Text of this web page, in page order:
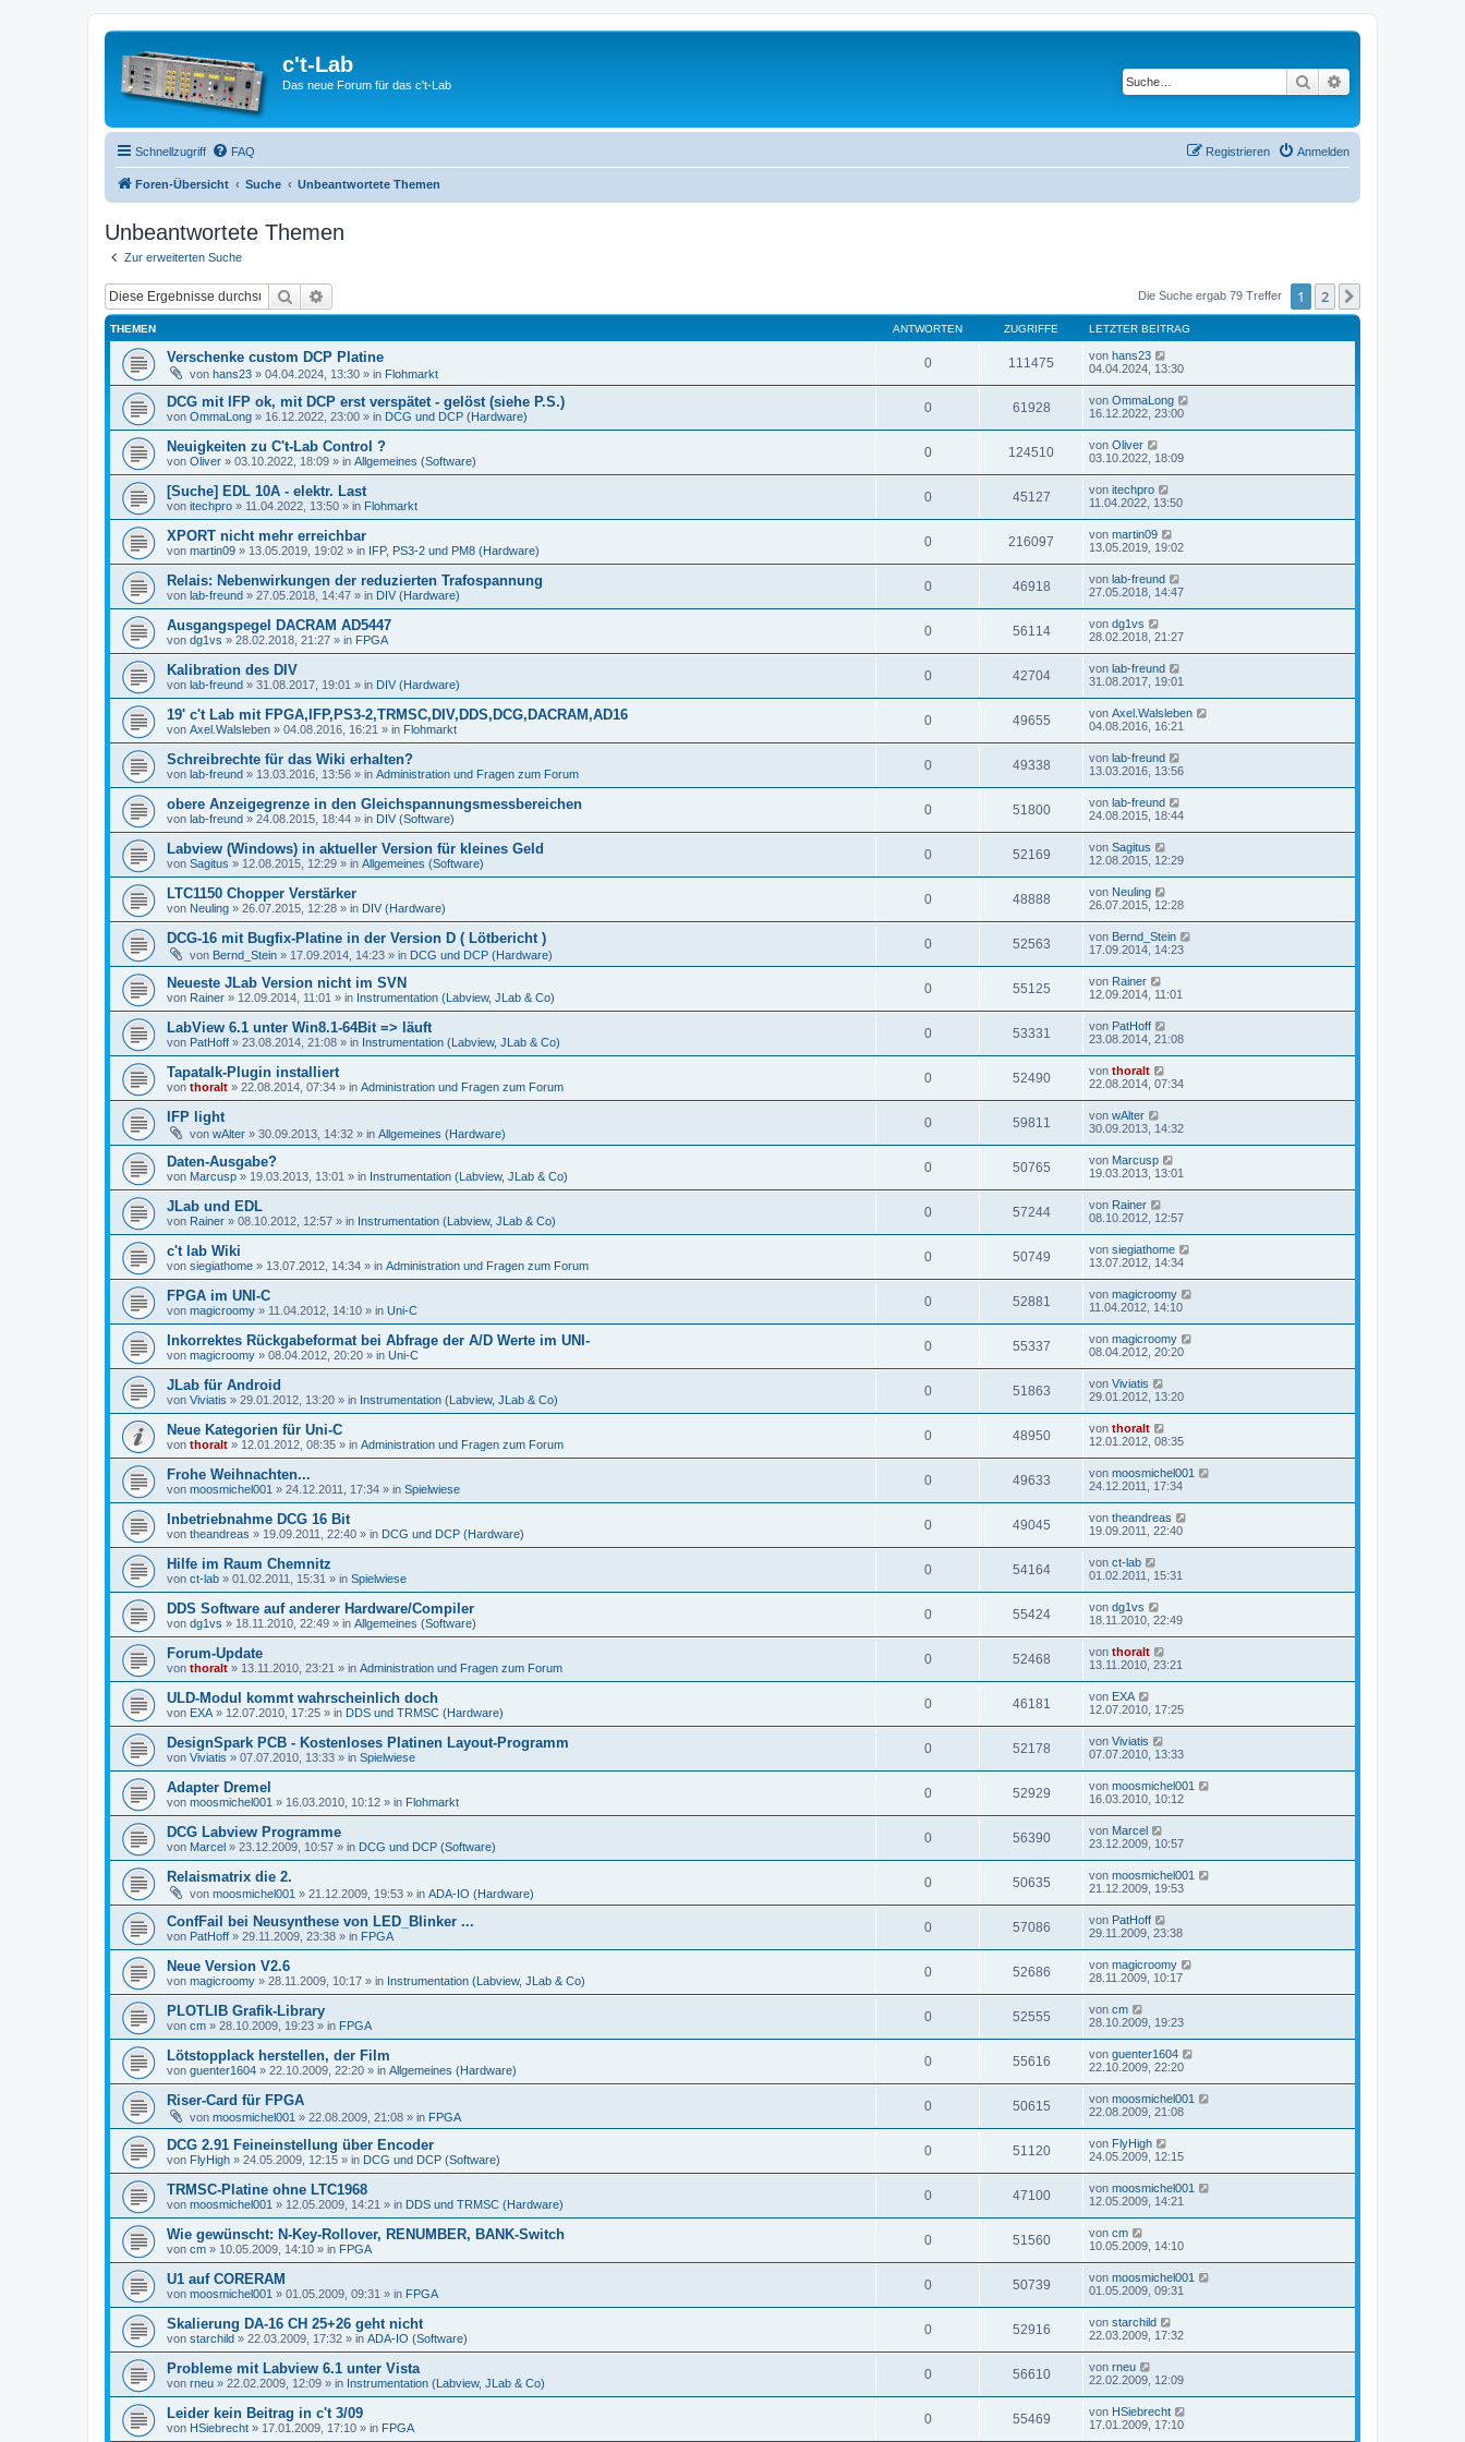
c't-Lab
Das neue Forum für das c't-Lab Suche
Schnellzugriff FAQ Anmelden
Registrieren
Foren-Übersicht Suche Unbeantwortete Themen
Unbeantwortete Themen
Zur erweiterten Suche
Suche Die Suche ergab 79 Treffer 1 2
THEMEN ANTWORTEN ZUGRIFFE LETZTER BEITRAG
Verschenke custom DCP Platine
von hans23 » 04.04.2024, 13:30 » in Flohmarkt
0 111475 von hans23
04.04.2024, 13:30
DCG mit IFP ok, mit DCP erst verspätet - gelöst (siehe P.S.)
von OmmaLong » 16.12.2022, 23:00 » in DCG und DCP (Hardware)
0 61928 von OmmaLong
16.12.2022, 23:00
Neuigkeiten zu C't-Lab Control ?
von Oliver » 03.10.2022, 18:09 » in Allgemeines (Software)
0 124510 von Oliver
03.10.2022, 18:09
[Suche] EDL 10A - elektr. Last
von itechpro » 11.04.2022, 13:50 » in Flohmarkt
0 45127 von itechpro
11.04.2022, 13:50
XPORT nicht mehr erreichbar
von martin09 » 13.05.2019, 19:02 » in IFP, PS3-2 und PM8 (Hardware)
0 216097 von martin09
13.05.2019, 19:02
Relais: Nebenwirkungen der reduzierten Trafospannung
von lab-freund » 27.05.2018, 14:47 » in DIV (Hardware)
0 46918 von lab-freund
27.05.2018, 14:47
Ausgangspegel DACRAM AD5447
von dg1vs » 28.02.2018, 21:27 » in FPGA
0 56114 von dg1vs
28.02.2018, 21:27
Kalibration des DIV
von lab-freund » 31.08.2017, 19:01 » in DIV (Hardware)
0 42704 von lab-freund
31.08.2017, 19:01
19' c't Lab mit FPGA,IFP,PS3-2,TRMSC,DIV,DDS,DCG,DACRAM,AD16
von Axel.Walsleben » 04.08.2016, 16:21 » in Flohmarkt
0 49655 von Axel.Walsleben
04.08.2016, 16:21
Schreibrechte für das Wiki erhalten?
von lab-freund » 13.03.2016, 13:56 » in Administration und Fragen zum Forum
0 49338 von lab-freund
13.03.2016, 13:56
obere Anzeigegrenze in den Gleichspannungsmessbereichen
von lab-freund » 24.08.2015, 18:44 » in DIV (Software)
0 51800 von lab-freund
24.08.2015, 18:44
Labview (Windows) in aktueller Version für kleines Geld
von Sagitus » 12.08.2015, 12:29 » in Allgemeines (Software)
0 52169 von Sagitus
12.08.2015, 12:29
LTC1150 Chopper Verstärker
von Neuling » 26.07.2015, 12:28 » in DIV (Hardware)
0 48888 von Neuling
26.07.2015, 12:28
DCG-16 mit Bugfix-Platine in der Version D ( Lötbericht )
von Bernd_Stein » 17.09.2014, 14:23 » in DCG und DCP (Hardware)
0 52563 von Bernd_Stein
17.09.2014, 14:23
Neueste JLab Version nicht im SVN
von Rainer » 12.09.2014, 11:01 » in Instrumentation (Labview, JLab & Co)
0 55125 von Rainer
12.09.2014, 11:01
LabView 6.1 unter Win8.1-64Bit => läuft
von PatHoff » 23.08.2014, 21:08 » in Instrumentation (Labview, JLab & Co)
0 53331 von PatHoff
23.08.2014, 21:08
Tapatalk-Plugin installiert
von thoralt » 22.08.2014, 07:34 » in Administration und Fragen zum Forum
0 52490 von thoralt
22.08.2014, 07:34
IFP light
von wAlter » 30.09.2013, 14:32 » in Allgemeines (Hardware)
0 59811 von wAlter
30.09.2013, 14:32
Daten-Ausgabe?
von Marcusp » 19.03.2013, 13:01 » in Instrumentation (Labview, JLab & Co)
0 50765 von Marcusp
19.03.2013, 13:01
JLab und EDL
von Rainer » 08.10.2012, 12:57 » in Instrumentation (Labview, JLab & Co)
0 57244 von Rainer
08.10.2012, 12:57
c't lab Wiki
von siegiathome » 13.07.2012, 14:34 » in Administration und Fragen zum Forum
0 50749 von siegiathome
13.07.2012, 14:34
FPGA im UNI-C
von magicroomy » 11.04.2012, 14:10 » in Uni-C
0 52881 von magicroomy
11.04.2012, 14:10
Inkorrektes Rückgabeformat bei Abfrage der A/D Werte im UNI-
von magicroomy » 08.04.2012, 20:20 » in Uni-C
0 55337 von magicroomy
08.04.2012, 20:20
JLab für Android
von Viviatis » 29.01.2012, 13:20 » in Instrumentation (Labview, JLab & Co)
0 51863 von Viviatis
29.01.2012, 13:20
Neue Kategorien für Uni-C
von thoralt » 12.01.2012, 08:35 » in Administration und Fragen zum Forum
0 48950 von thoralt
12.01.2012, 08:35
Frohe Weihnachten...
von moosmichel001 » 24.12.2011, 17:34 » in Spielwiese
0 49633 von moosmichel001
24.12.2011, 17:34
Inbetriebnahme DCG 16 Bit
von theandreas » 19.09.2011, 22:40 » in DCG und DCP (Hardware)
0 49045 von theandreas
19.09.2011, 22:40
Hilfe im Raum Chemnitz
von ct-lab » 01.02.2011, 15:31 » in Spielwiese
0 54164 von ct-lab
01.02.2011, 15:31
DDS Software auf anderer Hardware/Compiler
von dg1vs » 18.11.2010, 22:49 » in Allgemeines (Software)
0 55424 von dg1vs
18.11.2010, 22:49
Forum-Update
von thoralt » 13.11.2010, 23:21 » in Administration und Fragen zum Forum
0 52468 von thoralt
13.11.2010, 23:21
ULD-Modul kommt wahrscheinlich doch
von EXA » 12.07.2010, 17:25 » in DDS und TRMSC (Hardware)
0 46181 von EXA
12.07.2010, 17:25
DesignSpark PCB - Kostenloses Platinen Layout-Programm
von Viviatis » 07.07.2010, 13:33 » in Spielwiese
0 52178 von Viviatis
07.07.2010, 13:33
Adapter Dremel
von moosmichel001 » 16.03.2010, 10:12 » in Flohmarkt
0 52929 von moosmichel001
16.03.2010, 10:12
DCG Labview Programme
von Marcel » 23.12.2009, 10:57 » in DCG und DCP (Software)
0 56390 von Marcel
23.12.2009, 10:57
Relaismatrix die 2.
von moosmichel001 » 21.12.2009, 19:53 » in ADA-IO (Hardware)
0 50635 von moosmichel001
21.12.2009, 19:53
ConfFail bei Neusynthese von LED_Blinker ...
von PatHoff » 29.11.2009, 23:38 » in FPGA
0 57086 von PatHoff
29.11.2009, 23:38
Neue Version V2.6
von magicroomy » 28.11.2009, 10:17 » in Instrumentation (Labview, JLab & Co)
0 52686 von magicroomy
28.11.2009, 10:17
PLOTLIB Grafik-Library
von cm » 28.10.2009, 19:23 » in FPGA
0 52555 von cm
28.10.2009, 19:23
Lötstopplack herstellen, der Film
von guenter1604 » 22.10.2009, 22:20 » in Allgemeines (Hardware)
0 55616 von guenter1604
22.10.2009, 22:20
Riser-Card für FPGA
von moosmichel001 » 22.08.2009, 21:08 » in FPGA
0 50615 von moosmichel001
22.08.2009, 21:08
DCG 2.91 Feineinstellung über Encoder
von FlyHigh » 24.05.2009, 12:15 » in DCG und DCP (Software)
0 51120 von FlyHigh
24.05.2009, 12:15
TRMSC-Platine ohne LTC1968
von moosmichel001 » 12.05.2009, 14:21 » in DDS und TRMSC (Hardware)
0 47100 von moosmichel001
12.05.2009, 14:21
Wie gewünscht: N-Key-Rollover, RENUMBER, BANK-Switch
von cm » 10.05.2009, 14:10 » in FPGA
0 51560 von cm
10.05.2009, 14:10
U1 auf CORERAM
von moosmichel001 » 01.05.2009, 09:31 » in FPGA
0 50739 von moosmichel001
01.05.2009, 09:31
Skalierung DA-16 CH 25+26 geht nicht
von starchild » 22.03.2009, 17:32 » in ADA-IO (Software)
0 52916 von starchild
22.03.2009, 17:32
Probleme mit Labview 6.1 unter Vista
von rneu » 22.02.2009, 12:09 » in Instrumentation (Labview, JLab & Co)
0 56610 von rneu
22.02.2009, 12:09
Leider kein Beitrag in c't 3/09
von HSiebrecht » 17.01.2009, 17:10 » in FPGA
0 55469 von HSiebrecht
17.01.2009, 17:10